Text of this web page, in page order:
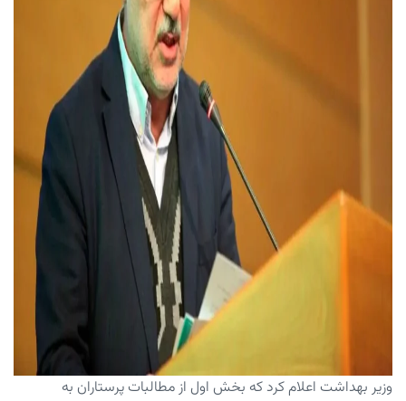
وزیر بهداشت اعلام کرد که بخش اول از مطالبات پرستاران به